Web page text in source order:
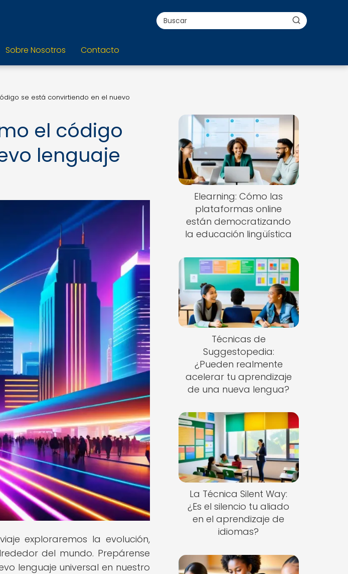
Sobre Nosotros Contacto
se está convirtiendo en el nuevo
el código
lenguaje
exploraremos la evolución,
del mundo. Prepárense
lenguaje universal en nuestro
Elearning: Cómo las
plataformas online
están democratizando
la educación lingüística
Técnicas de
Suggestopedia:
¿Pueden realmente
acelerar tu aprendizaje
de una nueva lengua?
La Técnica Silent Way:
¿Es el silencio tu aliado
en el aprendizaje de
idiomas?